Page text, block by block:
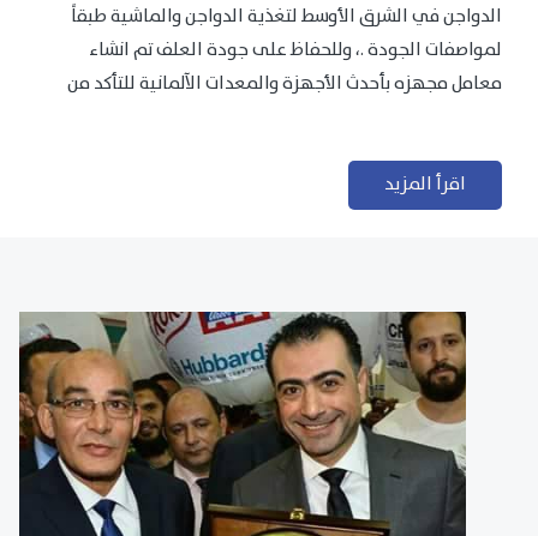
الدواجن في الشرق الأوسط لتغذية الدواجن والماشية طبقاً
لمواصفات الجودة .، وللحفاظ على جودة العلف تم انشاء
معامل مجهزه بأحدث الأجهزة والمعدات الآلمانية للتأكد من
اقرأ المزيد